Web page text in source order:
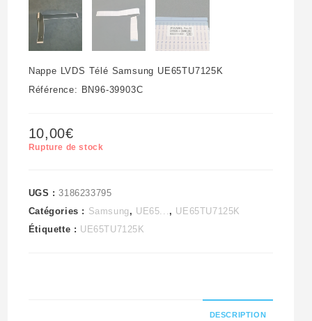
Nappe LVDS Télé Samsung UE65TU7125K
Référence: BN96-39903C
10,00€
Rupture de stock
UGS :3186233795
Catégories : Samsung, UE65..., UE65TU7125K
Étiquette : UE65TU7125K
DESCRIPTION